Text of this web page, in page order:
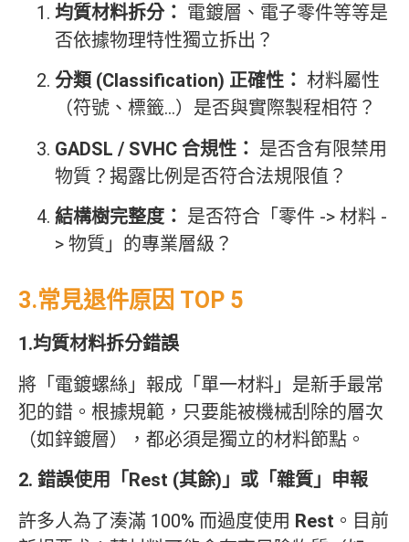
均質材料拆分： 電鍍層、電子零件等等是
否依據物理特性獨立拆出？
分類 (Classification) 正確性： 材料屬性
（符號、標籤…）是否與實際製程相符？
GADSL / SVHC 合規性： 是否含有限禁用
物質？揭露比例是否符合法規限值？
結構樹完整度： 是否符合「零件 -> 材料 -
> 物質」的專業層級？
3.常見退件原因 TOP 5
1.均質材料拆分錯誤
將「電鍍螺絲」報成「單一材料」是新手最常
犯的錯。根據規範，只要能被機械刮除的層次
（如鋅鍍層），都必須是獨立的材料節點。
2. 錯誤使用「Rest (其餘)」或「雜質」申報
許多人為了湊滿 100% 而過度使用 Rest 。目前